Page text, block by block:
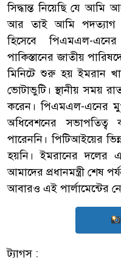
সিদ্ধান্ত নিয়েছি যে আমি
আর তাই আমি পদত্যাগ
হিসেবে পিএমএল-
পাকিস্তানের জাতীয়
মিনিটে শুরু হয় ইমরান
ভোটাভুটি। স্থানীয় সময়
করেন। পিএমএল-এনের
অধিবেশনের
পারেননি। পিটিআইয়ের
হয়নি। ইমরানের দলের
আমাদের প্রধানমন্ত্রী শেষ
আবারও এই পার্লামেন্টের
ট্যাগস :